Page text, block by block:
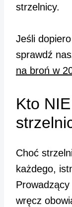
strzelnicy.
Jeśli
sprawdź
na broń w
Kto
Choć
każdego,
wręcz